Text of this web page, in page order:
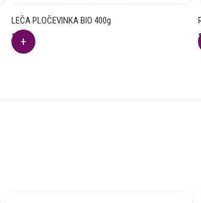
LEČA PLOČEVINKA BIO 400g
1.70
€